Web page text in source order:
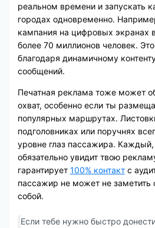
реальном времени и запускать
городах одновременно.
кампания на цифровых экранах
более 70 миллионов человек.
благодаря динамичному
сообщений.
Печатная реклама тоже может
охват, особенно если ты
популярных маршрутах.
подголовниках или поручнях
уровне глаз пассажира. Каждый,
обязательно увидит твою
гарантирует 100% контактс
пассажир не может не заметить
собой.
Если тебе нужно быстро